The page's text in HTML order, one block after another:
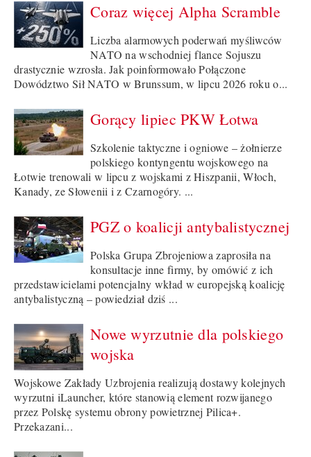
Coraz więcej Alpha Scramble
Liczba alarmowych poderwań myśliwców
NATO na wschodniej flance Sojuszu
drastycznie wzrosła. Jak poinformowało Połączone
Dowództwo Sił NATO w Brunssum, w lipcu 2026 roku o...
Gorący lipiec PKW Łotwa
Szkolenie taktyczne i ogniowe – żołnierze
polskiego kontyngentu wojskowego na
Łotwie trenowali w lipcu z wojskami z Hiszpanii, Włoch,
Kanady, ze Słowenii i z Czarnogóry. ...
PGZ o koalicji antybalistycznej
Polska Grupa Zbrojeniowa zaprosiła na
konsultacje inne firmy, by omówić z ich
przedstawicielami potencjalny wkład w europejską koalicję
antybalistyczną – powiedział dziś ...
Nowe wyrzutnie dla polskiego
wojska
Wojskowe Zakłady Uzbrojenia realizują dostawy kolejnych
wyrzutni iLauncher, które stanowią element rozwijanego
przez Polskę systemu obrony powietrznej Pilica+.
Przekazani...